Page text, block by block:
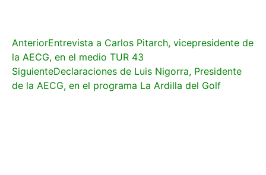
AnteriorEntrevista a Carlos Pitarch, vicepresidente de
la AECG, en el medio TUR 43
SiguienteDeclaraciones de Luis Nigorra, Presidente
de la AECG, en el programa La Ardilla del Golf